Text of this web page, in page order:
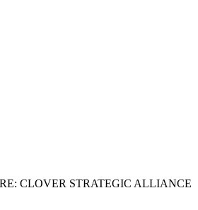
CLOVER STRATEGIC ALLIANCE